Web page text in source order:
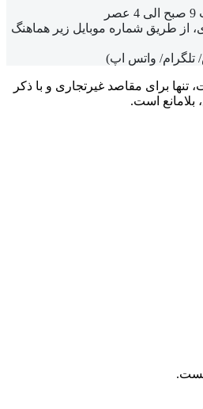
از طریق شماره موبایل زیر هماهنگ
تلگرام/ واتس اپ)
تنها برای مقاصد غیرتجاری و با ذکر
بلامانع است.